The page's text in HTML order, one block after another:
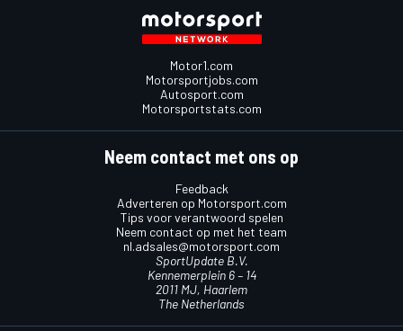
Motor1.com
Motorsportjobs.com
Autosport.com
Motorsportstats.com
Neem contact met ons op
Feedback
Adverteren op Motorsport.com
Tips voor verantwoord spelen
Neem contact op met het team
nl.adsales@motorsport.com
SportUpdate B.V.
Kennemerplein 6 – 14
2011 MJ, Haarlem
The Netherlands